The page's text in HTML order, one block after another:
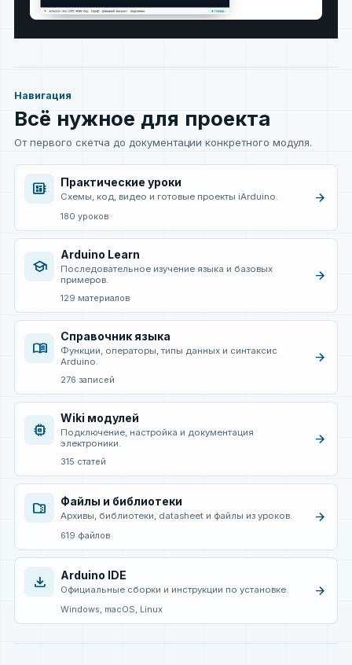
Навигация
Всё нужное для проекта
От первого скетча до документации конкретного модуля.
developer_board Практические уроки
Схемы, код, видео и готовые проекты iArduino.
180 уроков
arrow_forward
school
Arduino Learn
Последовательное изучение языка и базовых
примеров.
129 материалов
arrow_forward
menu_book
Справочник языка
Функции, операторы, типы данных и синтаксис
Arduino.
276 записей
arrow_forward
memory
Wiki модулей
Подключение, настройка и документация
электроники.
315 статей
arrow_forward
folder_zip Файлы и библиотеки
Архивы, библиотеки, datasheet и файлы из уроков.
619 файлов
arrow_forward
download Arduino IDE
Официальные сборки и инструкции по установке.
Windows, macOS, Linux
arrow_forward